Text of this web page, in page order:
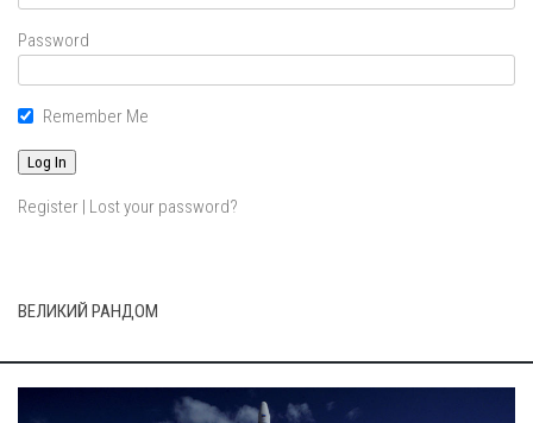
Password
Remember Me
Register | Lost your password?
ВЕЛИКИЙ РАНДОМ